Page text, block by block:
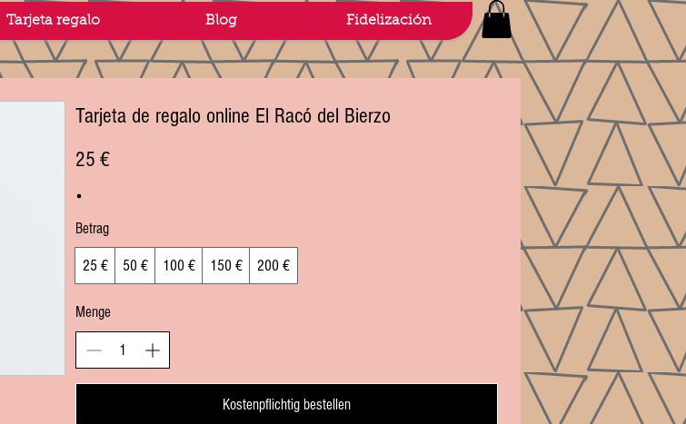
Tarjeta regalo Blog Fidelización
Tarjeta de regalo online El Racó del Bierzo
25 €
Betrag
25 € 50 € 100 € 150 € 200 €
Menge
Kostenpflichtig bestellen